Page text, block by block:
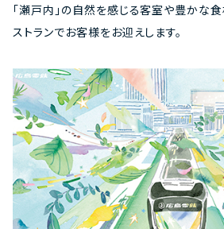
「瀬戸内」の自然を感じる客室や豊かな
ストランでお客様をお迎えします。